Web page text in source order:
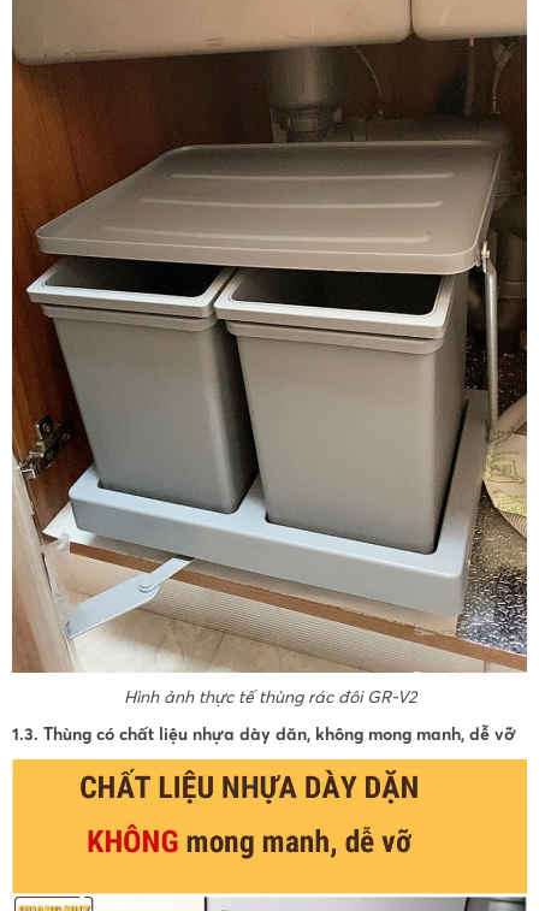
Hình ảnh thực tế thùng rác đôi GR-V2
1.3. Thùng có chất liệu nhựa dày dăn, không mong manh, dễ vỡ